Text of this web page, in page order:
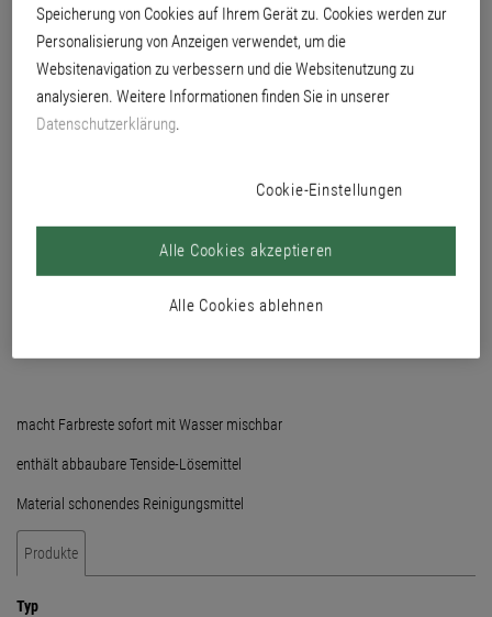
Rollen.
macht Farbreste sofort mit Wasser mischbar
enthält abbaubare Tenside-Lösemittel
Material schonendes Reinigungsmittel
Produkte
Typ
Speicherung von Cookies auf Ihrem Gerät zu. Cookies werden zur
Personalisierung von Anzeigen verwendet, um die
Websitenavigation zu verbessern und die Websitenutzung zu
analysieren. Weitere Informationen finden Sie in unserer
Datenschutzerklärung.
Cookie-Einstellungen
Alle Cookies ablehnen
Alle Cookies akzeptieren